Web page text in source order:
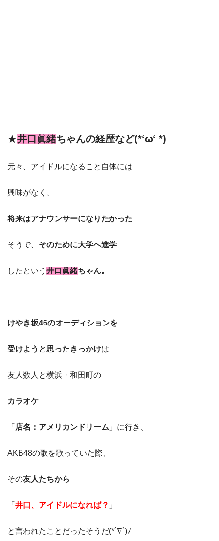
★井口眞緒ちゃんの経歴など(*‘ω‘ *)
元々、アイドルになること自体には
興味がなく、
将来はアナウンサーになりたかった
そうで、 そのために大学へ進学
したという 井口眞緒ちゃん。
けやき坂46のオーディションを
受けようと思ったきっかけは
友人数人と横浜・和田町の
カラオケ
「 店名：アメリカンドリーム 」に行き、
AKB48の歌を歌っていた際、
その友人たちから
「 井口、アイドルになれば？ 」
と言われたことだったそうだ(*´∇`)ﾉ